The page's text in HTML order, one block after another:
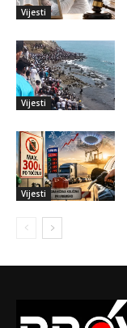
Vijesti
Vijesti
Vijesti